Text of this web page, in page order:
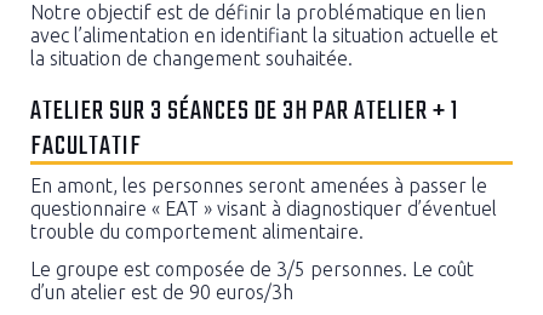
Notre objectif est de définir la problématique en lien
avec l’alimentation en identifiant la situation actuelle et
la situation de changement souhaitée.
ATELIER SUR 3 SÉANCES DE 3H PAR ATELIER + 1
FACULTATIF
En amont, les personnes seront amenées à passer le
questionnaire « EAT » visant à diagnostiquer d’éventuel
trouble du comportement alimentaire.
Le groupe est composée de 3/5 personnes. Le coût
d’un atelier est de 90 euros/3h